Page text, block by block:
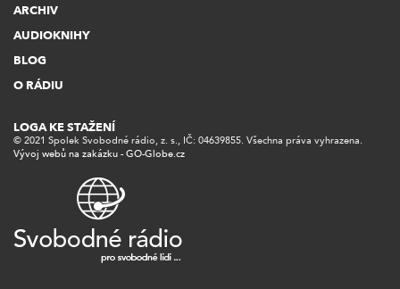
ARCHIV
AUDIOKNIHY
BLOG
O RÁDIU
© 2021 Spolek Svobodné rádio, z. s., IČ: 04639855. Všechna práva vyhrazena.
Vývoj webů na zakázku - GO-Globe.cz
LOGA KE STAŽENÍ